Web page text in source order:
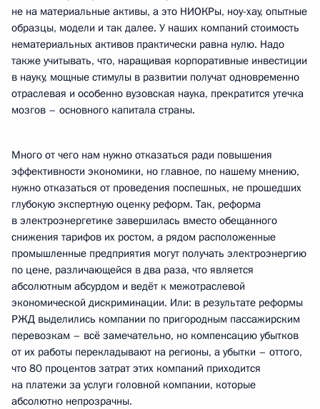
не на материальные активы, а это НИОКРы, ноу-хау, опытные
образцы, модели и так далее. У наших компаний стоимость
нематериальных активов практически равна нулю. Надо
также учитывать, что, наращивая корпоративные инвестиции
в науку, мощные стимулы в развитии получат одновременно
отраслевая и особенно вузовская наука, прекратится утечка
мозгов – основного капитала страны.
Много от чего нам нужно отказаться ради повышения
эффективности экономики, но главное, по нашему мнению,
нужно отказаться от проведения поспешных, не прошедших
глубокую экспертную оценку реформ. Так, реформа
в электроэнергетике завершилась вместо обещанного
снижения тарифов их ростом, а рядом расположенные
промышленные предприятия могут получать электроэнергию
по цене, различающейся в два раза, что является
абсолютным абсурдом и ведёт к межотраслевой
экономической дискриминации. Или: в результате реформы
РЖД выделились компании по пригородным пассажирским
перевозкам – всё замечательно, но компенсацию убытков
от их работы перекладывают на регионы, а убытки – оттого,
что 80 процентов затрат этих компаний приходится
на платежи за услуги головной компании, которые
абсолютно непрозрачны.